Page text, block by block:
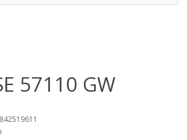
57110 GW